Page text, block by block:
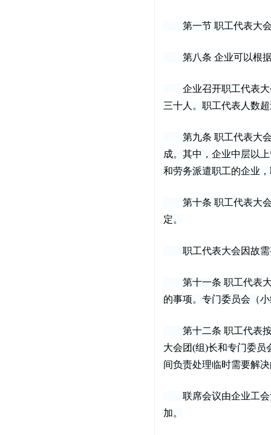
第一节 职工代表大会
第八条 企业可以根据
企业召开职工代表大
三十人。职工代表人数
第九条 职工代表大会
成。其中，企业中层以
和劳务派遣职工的企业
第十条 职工代表大会
定。
职工代表大会因故需
第十一条 职工代表大
的事项。专门委员会（
第十二条 职工代表按
大会团(组)长和专门委员
间负责处理临时需要解
联席会议由企业工会
加。